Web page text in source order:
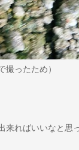
ったため）
ればいいなと思